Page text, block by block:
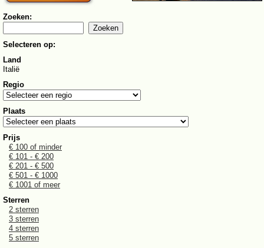
Zoeken:
Selecteren op:
Land
Italië
Regio
Plaats
Prijs
€ 100 of minder
€ 101 - € 200
€ 201 - € 500
€ 501 - € 1000
€ 1001 of meer
Sterren
2 sterren
3 sterren
4 sterren
5 sterren